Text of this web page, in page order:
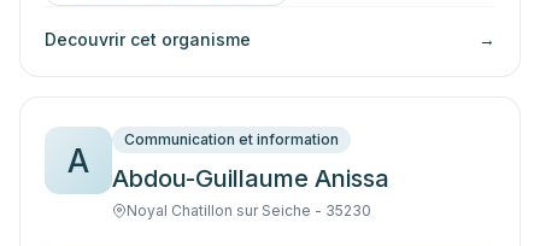
Decouvrir cet organisme →
A
Communication et information
Abdou-Guillaume Anissa
Noyal Chatillon sur Seiche - 35230